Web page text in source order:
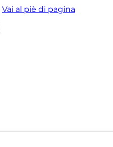
Vai al piè di pagina